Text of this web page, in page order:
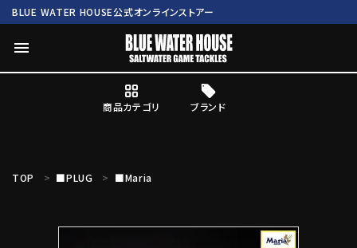
BLUE WATER HOUSE公式オンラインストアー
menu
商品カテゴリ ブランド
TOP ■PLUG ■Maria